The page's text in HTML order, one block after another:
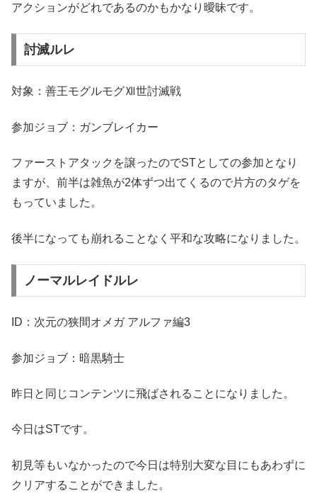
アクションがどれであるのかもかなり曖昧です。
討滅ルレ
対象：善王モグルモグⅫ世討滅戦
参加ジョブ：ガンブレイカー
ファーストアタックを譲ったのでSTとしての参加となり
ますが、前半は雑魚が2体ずつ出てくるので片方のタゲを
もっていました。
後半になっても崩れることなく平和な攻略になりました。
ノーマルレイドルレ
ID：次元の狭間オメガ アルファ編3
参加ジョブ：暗黒騎士
昨日と同じコンテンツに飛ばされることになりました。
今日はSTです。
初見等もいなかったので今日は特別大変な目にもあわずに
クリアすることができました。